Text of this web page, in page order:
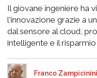
Il giovane ingeniere ha
l'innovazione grazie a
dal sensore al cloud,
intelligente e il
Franco Zampicinini